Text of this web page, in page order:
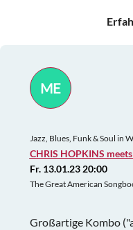
ME
Jazz, Blues, Funk & Soul in
CHRIS HOPKINS
Fr. 13.01.23 20:00
The Great American
Großartige Kombo